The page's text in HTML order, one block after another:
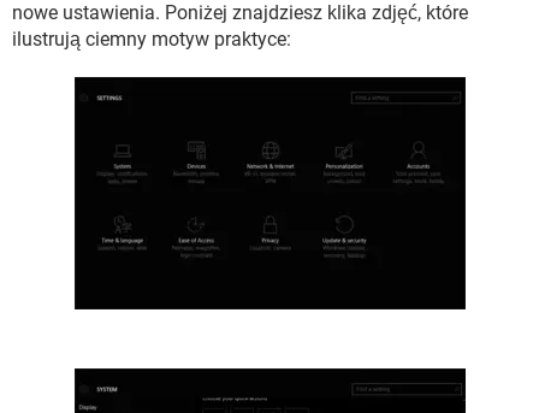
nowe ustawienia. Poniżej znajdziesz klika zdjęć, które
ilustrują ciemny motyw praktyce: